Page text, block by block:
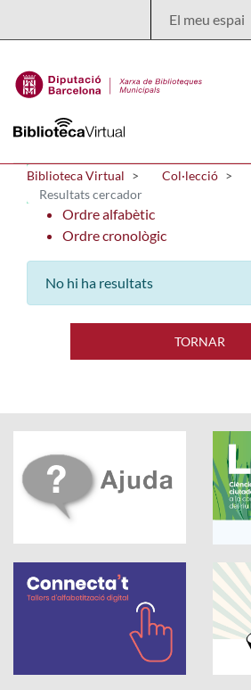
El meu espai
Biblioteca Virtual Col·lecció
Resultats cercador
Ordre alfabètic
Ordre cronològic
No hi ha resultats
TORNAR